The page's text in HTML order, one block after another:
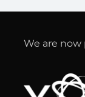
We are now